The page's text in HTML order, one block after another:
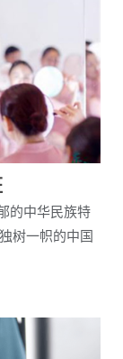
的中华民族特
树一帜的中国